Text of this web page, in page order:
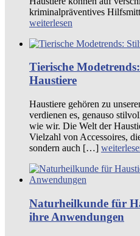
kriminalpräventives
weiterlesen
Tierische
Haustiere
Haustiere gehören zu
verdienen es, genauso
wie wir. Die Welt der
Vielzahl von Accessoires,
sondern auch […]
Naturheilkunde für
ihre Anwendungen